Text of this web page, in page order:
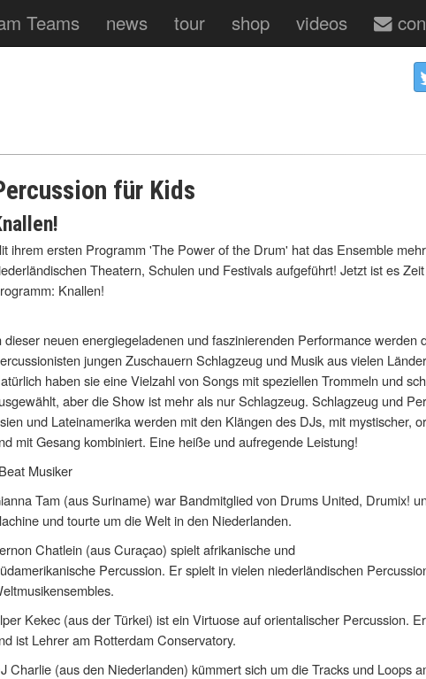
Teams news tour shop videos
für Kids
ihrem ersten Programm 'The Power of the Drum' hat das Ensemble
Theatern, Schulen und Festivals aufgeführt! Jetzt ist es
Knallen!
dieser neuen energiegeladenen und faszinierenden Performance werden
jungen Zuschauern Schlagzeug und Musik aus vielen
haben sie eine Vielzahl von Songs mit speziellen Trommeln und
aber die Show ist mehr als nur Schlagzeug. Schlagzeug und
und Lateinamerika werden mit den Klängen des DJs, mit mystischer,
mit Gesang kombiniert. Eine heiße und aufregende Leistung!
Musiker
Tam (aus Suriname) war Bandmitglied von Drums United, Drumix!
und tourte um die Welt in den Niederlanden.
Chatlein (aus Curaçao) spielt afrikanische und
Percussion. Er spielt in vielen niederländischen
Kekec (aus der Türkei) ist ein Virtuose auf orientalischer Percussion.
ist Lehrer am Rotterdam Conservatory.
Charlie (aus den Niederlanden) kümmert sich um die Tracks und Loops